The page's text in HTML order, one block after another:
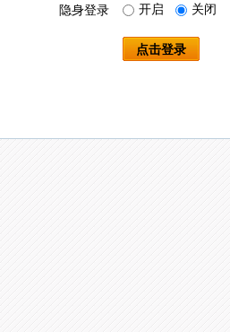
隐身登录 开启 关闭
点击登录